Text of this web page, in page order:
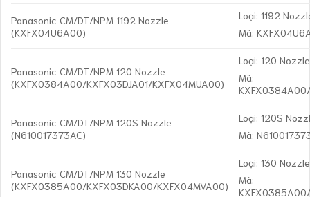
Panasonic CM/DT/NPM 1192 Nozzle
(KXFX04U6A00)
Loại: 1192
Mã:
Panasonic CM/DT/NPM 120 Nozzle
(KXFX0384A00/KXFX03DJA01/KXFX04MUA00)
Loại: 120 Nozzle
Mã:
Panasonic CM/DT/NPM 120S Nozzle
(N610017373AC)
Loại: 120S
Mã:
Panasonic CM/DT/NPM 130 Nozzle
(KXFX0385A00/KXFX03DKA00/KXFX04MVA00)
Loại: 130 Nozzle
Mã: